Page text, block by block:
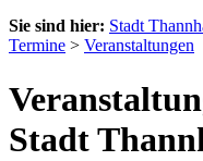
Sie sind hier: Stadt
Termine > Veranstaltungen
Stadt